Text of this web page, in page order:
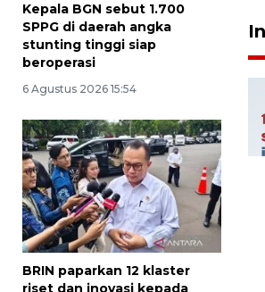
Kepala BGN sebut 1.700
SPPG di daerah angka
stunting tinggi siap
beroperasi
6 Agustus 2026 15:54
BRIN paparkan 12 klaster
riset dan inovasi kepada